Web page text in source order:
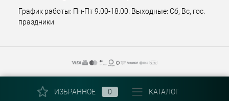
График работы: Пн-Пт 9.00-18.00. Выходные: Сб, Вс, гос.
праздники
ИЗБРАННОЕ 0 КАТАЛОГ